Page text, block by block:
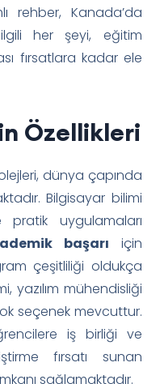
rehber, Kanada’da
her şeyi, eğitim
fırsatlara kadar ele
Özellikleri
dünya çapında
Bilgisayar bilimi
uygulamaları
başarı için
çeşitliliği oldukça
yazılım mühendisliği
seçenek mevcuttur.
iş birliği ve
fırsatı sunan
sağlamaktadır.